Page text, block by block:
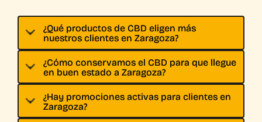
¿Qué productos de CBD eligen más
nuestros clientes en Zaragoza?
¿Cómo conservamos el CBD para que llegue
en buen estado a Zaragoza?
¿Hay promociones activas para clientes en
Zaragoza?